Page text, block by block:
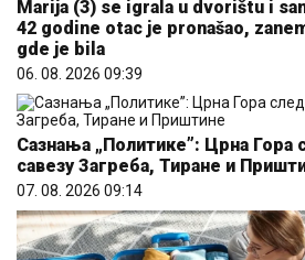
Marija (3) se igrala u dvorištu i
42 godine otac je pronašao,
gde je bila
06. 08. 2026 09:39
Сазнања „Политике”: Црна Гора
савезу Загреба, Тиране и
07. 08. 2026 09:14